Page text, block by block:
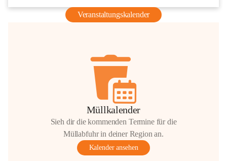
Veranstaltungskalender
Müllkalender
Sieh dir die kommenden Termine für die
Müllabfuhr in deiner Region an.
Kalender ansehen